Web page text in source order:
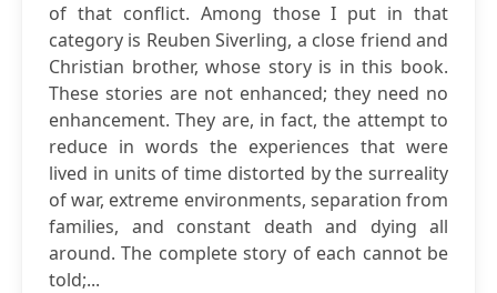
of that conflict. Among those I put in that
category is Reuben Siverling, a close friend and
Christian brother, whose story is in this book.
These stories are not enhanced; they need no
enhancement. They are, in fact, the attempt to
reduce in words the experiences that were
lived in units of time distorted by the surreality
of war, extreme environments, separation from
families, and constant death and dying all
around. The complete story of each cannot be
told;...